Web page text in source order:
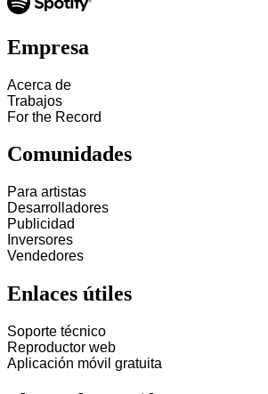
Empresa
Acerca de
Trabajos
For the Record
Comunidades
Para artistas
Desarrolladores
Publicidad
Inversores
Vendedores
Enlaces útiles
Soporte técnico
Reproductor web
Aplicación móvil gratuita